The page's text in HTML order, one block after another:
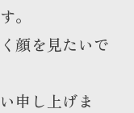
。
顔を見たいで
申し上げま